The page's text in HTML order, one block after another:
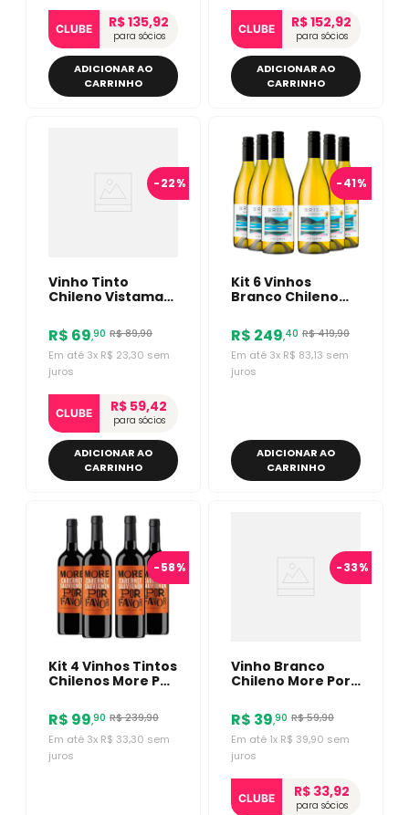
CLUBE R$ 135,92
para sócios
ADICIONAR AO
CARRINHO
CLUBE R$ 152,92
para sócios
ADICIONAR AO
CARRINHO
-22%
Vinho Tinto
Chileno Vistamar
Bordevalle
Carménère 750ml
R$ 69,90 R$89,90
Em até 3x R$ 23,30 sem
juros
CLUBE R$ 59,42
para sócios
ADICIONAR AO
CARRINHO
-41%
Kit 6 Vinhos
Branco Chileno
Chardonnay
750ml
R$ 249,40 R$419,90
Em até 3x R$ 83,13 sem
juros
ADICIONAR AO
CARRINHO
-58%
Kit 4 Vinhos Tintos
Chilenos More Por
Sauvignon
R$ 99,90 R$239,90
Em até 3x R$ 33,30 sem
juros
-33%
Vinho Branco
Chileno More Por
Blanc 750ml
R$ 39,90 R$59,90
Em até 1x R$ 39,90 sem
juros
CLUBE R$ 33,92
para sócios